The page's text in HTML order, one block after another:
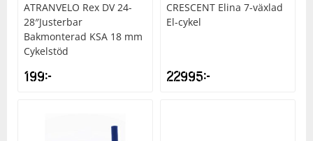
ATRANVELO Rex DV 24-
28″Justerbar
Bakmonterad KSA 18 mm
Cykelstöd
199kr
CRESCENT Elina 7-växlad
El-cykel
22995kr